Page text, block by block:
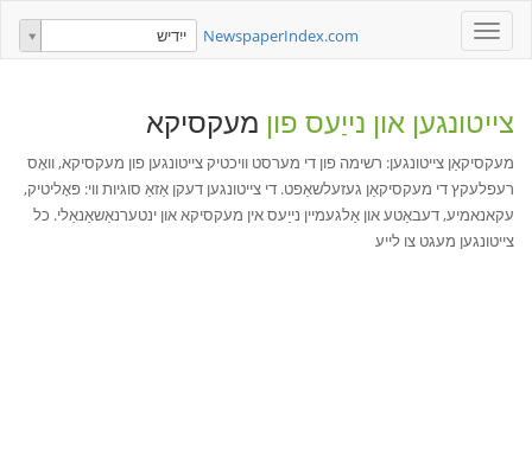
Toggle
navigation
NewspaperIndex.com ייִדיש
צייטונגען און נייַעס פון מעקסיקא
מעקסיקאַן צייטונגען: רשימה פון די מערסט וויכטיק צייטונגען פון מעקסיקא, וואָס
רעפלעקץ די מעקסיקאַן געזעלשאַפט. די צייטונגען דעקן אַזאַ סוגיות ווי: פּאָליטיק,
עקאנאמיע, דעבאַטע און אַלגעמיין נייַעס אין מעקסיקא און ינטערנאַשאַנאַלי. כל
צייטונגען מעגט צו לייע